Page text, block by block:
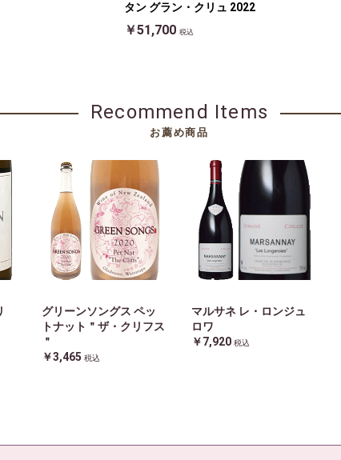
タン グラン・クリュ 2022
￥51,700 税込
Recommend Items
お薦め商品
グリーンソングス ペッ
トナット＂ザ・クリフス
＂
￥3,465 税込
マルサネ レ・ロンジュ
ロワ
￥7,920 税込